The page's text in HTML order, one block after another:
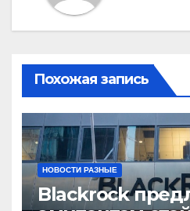
Похожая запись
НОВОСТИ РАЗНЫЕ
Blackrock